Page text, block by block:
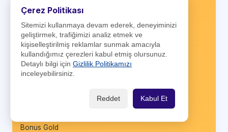
Bankkart Business
Bankkart Başak
Bankkart Genç
Bankomat Kart
Bonus Amex
Bonus Business
Bonus Business American Express
Bonus Gold
Çerez Politikası
Sitemizi kullanmaya devam ederek, deneyiminizi
geliştirmek, trafiğimizi analiz etmek ve
kişiselleştirilmiş reklamlar sunmak amacıyla
kullandığımız çerezleri kabul etmiş olursunuz.
Detaylı bilgi için Gizlilik Politikamızı
inceleyebilirsiniz.
Reddet Kabul Et